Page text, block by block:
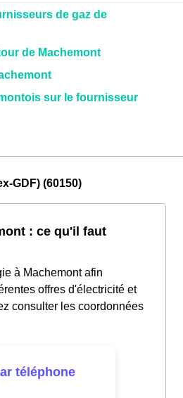
de gaz de
de Machemont
sur le fournisseur
GDF) (60150)
: ce qu'il faut
à Machemont afin
offres d'électricité et
consulter les coordonnées
téléphone